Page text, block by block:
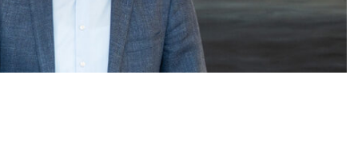
Wirtschaft & Klima